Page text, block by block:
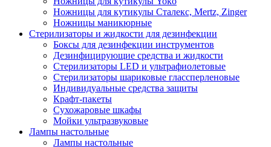
Ножницы для кутикулы Сталекс, Mertz, Zinger
Ножницы маникюрные
Стерилизаторы и жидкости для дезинфекции
Боксы для дезинфекции инструментов
Дезинфицирующие средства и жидкости
Стерилизаторы LED и ультрафиолетовые
Стерилизаторы шариковые глассперленовые
Индивидуальные средства защиты
Крафт-пакеты
Сухожаровые шкафы
Мойки ультразвуковые
Лампы настольные
Лампы настольные